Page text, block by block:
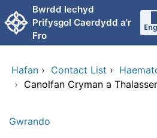
Neidio i'r prif gynnwy
Bwrdd Iechyd
Prifysgol Caerdydd a'r
Fro
Hafan › Contact List ›
› Canolfan Cryman a
Gwrando